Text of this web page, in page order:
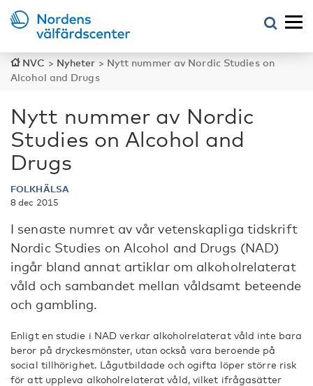
NVC > Nyheter > Nytt nummer av Nordic Studies on
Alcohol and Drugs
Nytt nummer av Nordic
Studies on Alcohol and
Drugs
FOLKHÄLSA
8 dec 2015
I senaste numret av vår vetenskapliga tidskrift
Nordic Studies on Alcohol and Drugs (NAD)
ingår bland annat artiklar om alkoholrelaterat
våld och sambandet mellan våldsamt beteende
och gambling.
Enligt en studie i NAD verkar alkoholrelaterat våld inte bara
beror på dryckesmönster, utan också vara beroende på
social tillhörighet. Lågutbildade och ogifta löper större risk
för att uppleva alkoholrelaterat våld, vilket ifrågasätter